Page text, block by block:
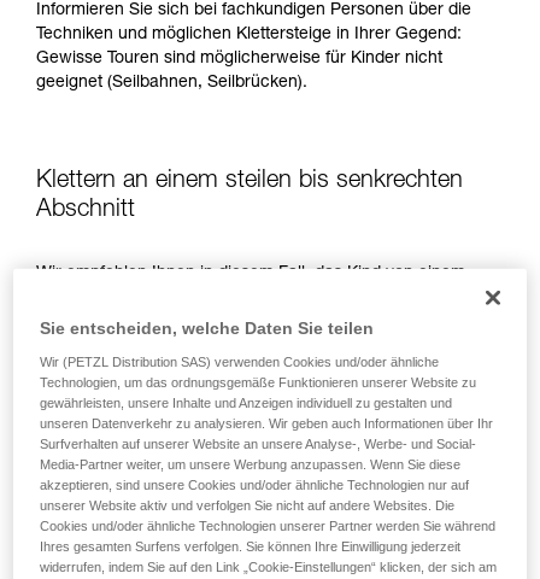
Informieren Sie sich bei fachkundigen Personen über die
Techniken und möglichen Klettersteige in Ihrer Gegend:
Gewisse Touren sind möglicherweise für Kinder nicht
geeignet (Seilbahnen, Seilbrücken).
Klettern an einem steilen bis senkrechten
Abschnitt
Wir empfehlen Ihnen in diesem Fall, das Kind von einem
geeigneten Fixpunkt aus mit einem dynamischen Einfachseil
zu sichern.
Sie entscheiden, welche Daten Sie teilen
Wir (PETZL Distribution SAS) verwenden Cookies und/oder ähnliche
Technologien, um das ordnungsgemäße Funktionieren unserer Website zu
gewährleisten, unsere Inhalte und Anzeigen individuell zu gestalten und
unseren Datenverkehr zu analysieren. Wir geben auch Informationen über Ihr
Surfverhalten auf unserer Website an unsere Analyse-, Werbe- und Social-
Media-Partner weiter, um unsere Werbung anzupassen. Wenn Sie diese
akzeptieren, sind unsere Cookies und/oder ähnliche Technologien nur auf
unserer Website aktiv und verfolgen Sie nicht auf andere Websites. Die
Cookies und/oder ähnliche Technologien unserer Partner werden Sie während
Ihres gesamten Surfens verfolgen. Sie können Ihre Einwilligung jederzeit
widerrufen, indem Sie auf den Link „Cookie-Einstellungen“ klicken, der sich am